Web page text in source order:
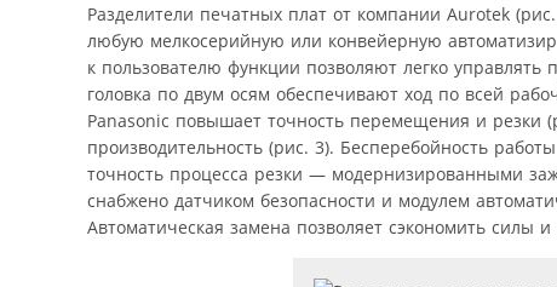
Разделители печатных плат от компании Aurotek
любую мелкосерийную или конвейерную
к пользователю функции позволяют легко
головка по двум осям обеспечивают ход по всей
Panasonic повышает точность перемещения и резки
производительность (рис. 3). Бесперебойность
точность процесса резки — модернизированными
снабжено датчиком безопасности и модулем
Автоматическая замена позволяет сэкономить силы